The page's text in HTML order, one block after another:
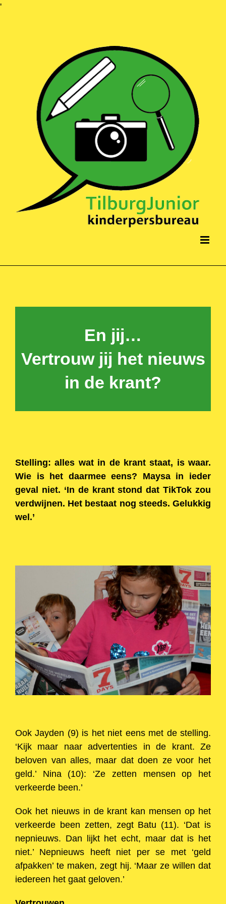
'Ga
En jij…
Vertrouw jij het nieuws
in de krant?
Stelling: alles wat in de krant staat, is waar.
Wie is het daarmee eens? Maysa in ieder
geval niet. ‘In de krant stond dat TikTok zou
verdwijnen. Het bestaat nog steeds. Gelukkig
wel.’
Ook Jayden (9) is het niet eens met de stelling.
‘Kijk maar naar advertenties in de krant. Ze
beloven van alles, maar dat doen ze voor het
geld.’ Nina (10): ‘Ze zetten mensen op het
verkeerde been.’
Ook het nieuws in de krant kan mensen op het
verkeerde been zetten, zegt Batu (11). ‘Dat is
nepnieuws. Dan lijkt het echt, maar dat is het
niet.’ Nepnieuws heeft niet per se met ‘geld
afpakken’ te maken, zegt hij. ‘Maar ze willen dat
iedereen het gaat geloven.’